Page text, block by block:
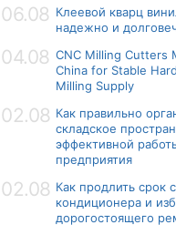
06.08 Клеевой кварц
надежно и
04.08 CNC Milling Cutters
China for Stable
Milling Supply
02.08 Как правильно
складское
эффективной
предприятия
02.08 Как продлить срок
кондиционера и
дорогостоящего